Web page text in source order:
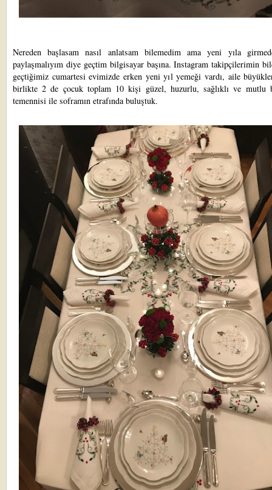
Nereden başlasam nasıl anlatsam bilemedim ama yeni yıla
paylaşmalıyım diye geçtim bilgisayar başına. Instagram takipçilerimin
geçtiğimiz cumartesi evimizde erken yeni yıl yemeği vardı, aile
birlikte 2 de çocuk toplam 10 kişi güzel, huzurlu, sağlıklı ve mutlu
temennisi ile soframın etrafında buluştuk.